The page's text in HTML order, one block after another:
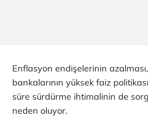
Enflasyon endişelerinin
bankalarının yüksek faiz
süre sürdürme ihtimalinin de
neden oluyor.